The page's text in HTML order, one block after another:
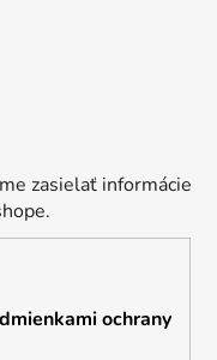
zasielať informácie
ochrany